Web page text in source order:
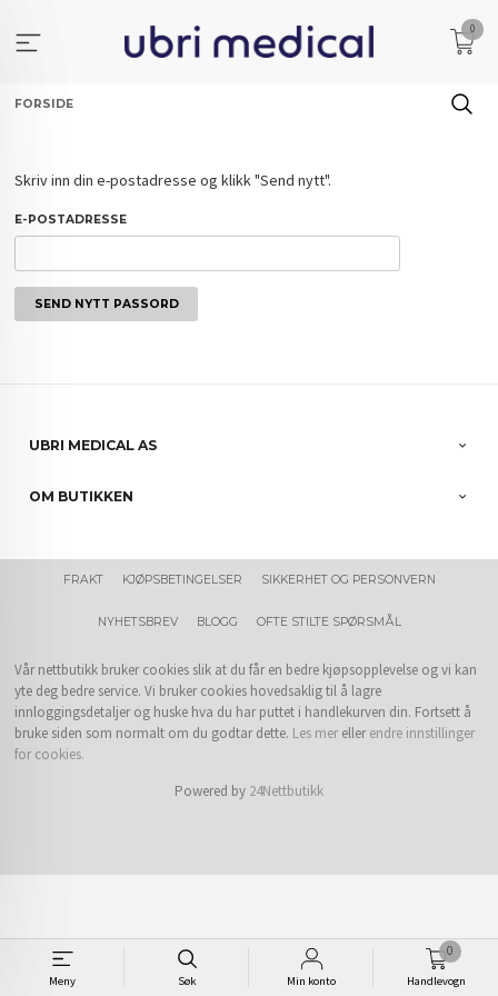
innholdet
Meny Søk Min konto Handlevogn
0
0
FORSIDE
Skriv inn din e-postadresse og klikk "Send nytt".
E-POSTADRESSE
UBRI MEDICAL AS
OM BUTIKKEN
FRAKT KJØPSBETINGELSER SIKKERHET OG PERSONVERN
NYHETSBREV BLOGG OFTE STILTE SPØRSMÅL
Vår nettbutikk bruker cookies slik at du får en bedre kjøpsopplevelse og vi kan
yte deg bedre service. Vi bruker cookies hovedsaklig til å lagre
innloggingsdetaljer og huske hva du har puttet i handlekurven din. Fortsett å
bruke siden som normalt om du godtar dette. Les mer ellerendre innstillinger
for cookies.
Powered by 24Nettbutikk